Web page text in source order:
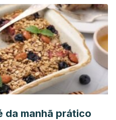
da manhã prático